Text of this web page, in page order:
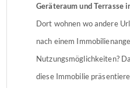
Geräteraum und Terrasse
Dort wohnen wo andere
nach einem
Nutzungsmöglichkeiten?
diese Immobilie